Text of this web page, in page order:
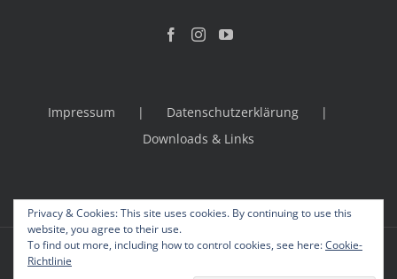
Impressum
Datenschutzerklärung
Downloads & Links
© Copyright 2012 -
Privacy & Cookies: This site uses cookies. By continuing to use this
website, you agree to their use.
To find out more, including how to control cookies, see here:Cookie-
Richtlinie